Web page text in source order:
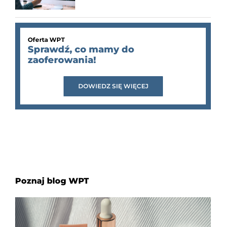
Oferta WPT
Sprawdź, co mamy do
zaoferowania!
DOWIEDZ SIĘ WIĘCEJ
Poznaj blog WPT